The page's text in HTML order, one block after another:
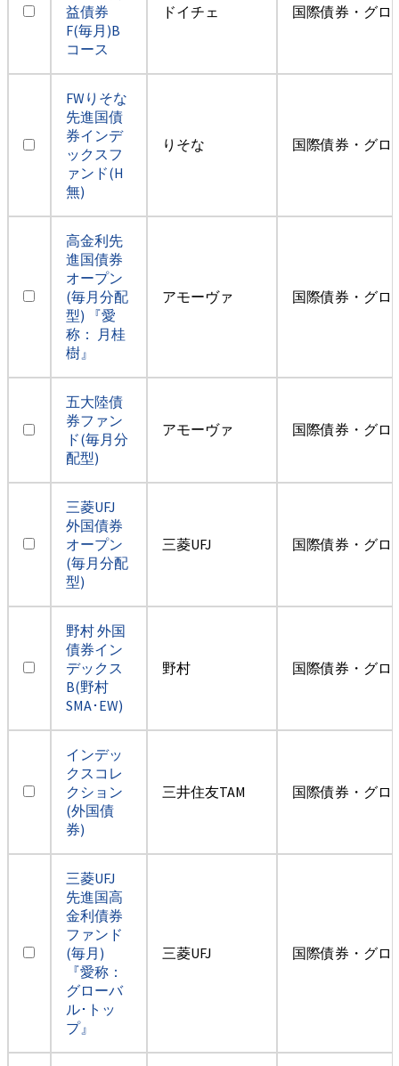
益債券
F(毎月)B
コース
ドイチェ 国際債券・グロ
FWりそな
先進国債
券インデ
ックスフ
ァンド(H
無)
りそな 国際債券・グロ
高金利先
進国債券
オープン
(毎月分配
型) 『愛
称： 月桂
樹』
アモーヴァ 国際債券・グロ
五大陸債
券ファン
ド(毎月分
配型)
アモーヴァ 国際債券・グロ
三菱UFJ
外国債券
オープン
(毎月分配
型)
三菱UFJ 国際債券・グロ
野村 外国
債券イン
デックス
B(野村
SMA･EW)
野村 国際債券・グロ
インデッ
クスコレ
クション
(外国債
券)
三井住友TAM 国際債券・グロ
三菱UFJ
先進国高
金利債券
ファンド
(毎月)
『愛称：
グローバ
ル･トッ
プ』
三菱UFJ 国際債券・グロ